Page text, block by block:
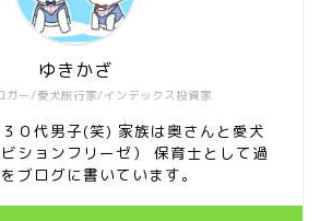
ガー/愛犬旅行家/インデックス投資家
ゆきかざ
０代男子(笑) 家族は奥さんと愛犬
ションフリーゼ） 保育士として過
ブログに書いています。